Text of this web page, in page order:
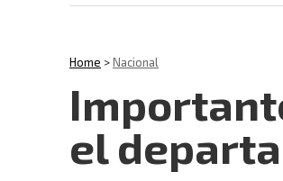
Home >Nacional
el